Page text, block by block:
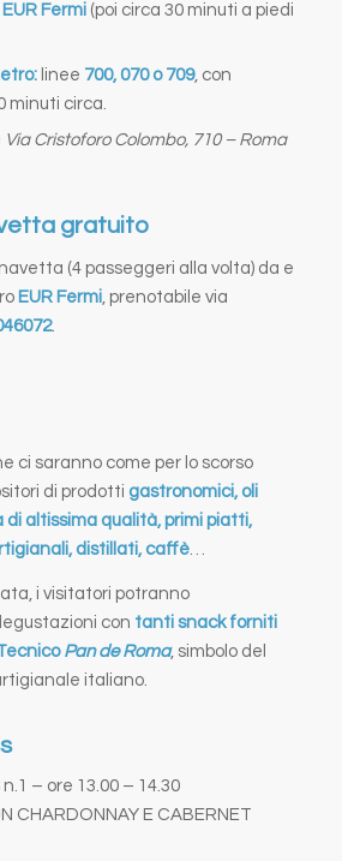
Fermi(poi circa 30 minuti a piedi
linee 700, 070 o 709, con
minuti circa.
Via Cristoforo Colombo, 710 – Roma
gratuito
(4 passeggeri alla volta) da e
EUR Fermi, prenotabile via
.
ci saranno come per lo scorso
di prodotti gastronomici, oli
di altissima qualità, primi piatti,
distillati, caffè…
i visitatori potranno
con tanti snack forniti
Pan de Roma, simbolo del
italiano.
– ore 13.00 – 14.30
CHARDONNAY E CABERNET